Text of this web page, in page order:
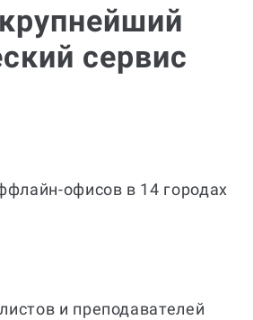
сервис
офисов в 14 городах
и преподавателей